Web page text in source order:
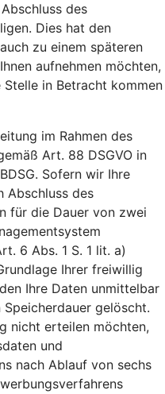
des
Dies hat den
zu einem späteren
aufnehmen möchten,
in Betracht kommen
im Rahmen des
Art. 88 DSGVO in
Sofern wir Ihre
Abschluss des
für die Dauer von zwei
6 Abs. 1 S. 1 lit. a)
Ihrer freiwillig
Ihre Daten unmittelbar
gelöscht.
nicht erteilen möchten,
und
nach Ablauf von sechs